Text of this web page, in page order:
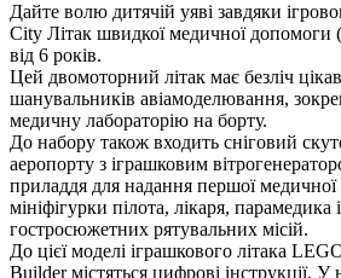
Дайте волю дитячій уяві завдяки
City Літак швидкої медичної допомоги
ід 6 років.
Цей двомоторний літак має безліч
шанувальників авіамоделювання,
медичну лабораторію на борту.
До набору також входить сніговий
аеропорту з іграшковим
приладдя для надання першої
мініфігурки пілота, лікаря,
остросюжетних рятувальних місій.
До цієї моделі іграшкового літака
Builder містяться цифрові інструкції.